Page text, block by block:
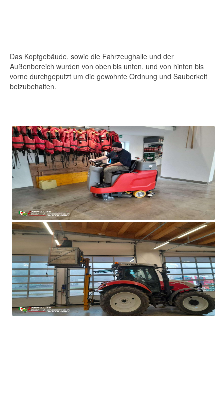
Das Kopfgebäude, sowie die Fahrzeughalle und der
Außenbereich wurden von oben bis unten, und von hinten bis
vorne durchgeputzt um die gewohnte Ordnung und Sauberkeit
beizubehalten.